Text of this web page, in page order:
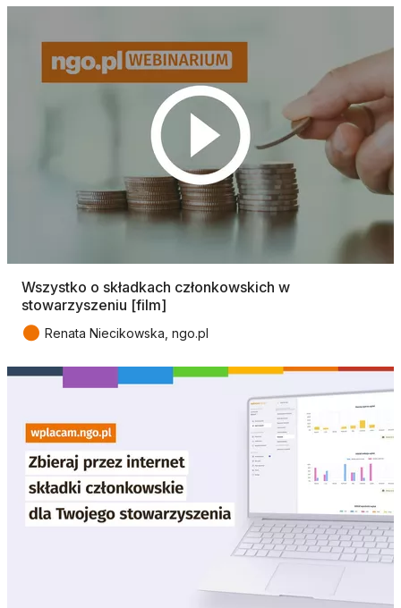
Wszystko o składkach członkowskich w
stowarzyszeniu [film]
● Renata Niecikowska, ngo.pl